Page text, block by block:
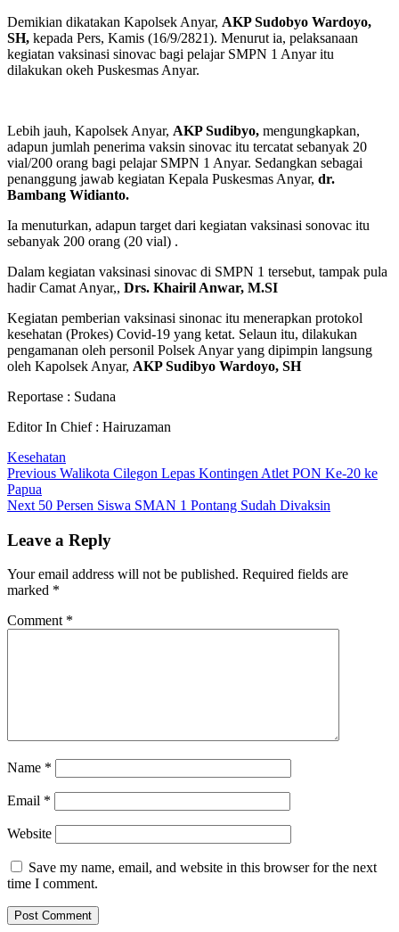
Demikian dikatakan Kapolsek Anyar, AKP Sudobyo Wardoyo,
SH, kepada Pers, Kamis (16/9/2821). Menurut ia, pelaksanaan
kegiatan vaksinasi sinovac bagi pelajar SMPN 1 Anyar itu
dilakukan okeh Puskesmas Anyar.
Lebih jauh, Kapolsek Anyar, AKP Sudibyo, mengungkapkan,
adapun jumlah penerima vaksin sinovac itu tercatat sebanyak 20
vial/200 orang bagi pelajar SMPN 1 Anyar. Sedangkan sebagai
penanggung jawab kegiatan Kepala Puskesmas Anyar, dr.
Bambang Widianto.
Ia menuturkan, adapun target dari kegiatan vaksinasi sonovac itu
sebanyak 200 orang (20 vial) .
Dalam kegiatan vaksinasi sinovac di SMPN 1 tersebut, tampak pula
hadir Camat Anyar,, Drs. Khairil Anwar, M.SI
Kegiatan pemberian vaksinasi sinonac itu menerapkan protokol
kesehatan (Prokes) Covid-19 yang ketat. Selaun itu, dilakukan
pengamanan oleh personil Polsek Anyar yang dipimpin langsung
oleh Kapolsek Anyar, AKP Sudibyo Wardoyo, SH
Reportase : Sudana
Editor In Chief : Hairuzaman
Kesehatan
Post
navigation
Previous Previous
Walikota Cilegon Lepas Kontingen Atlet PON Ke-20 ke
Papua
Next Next
50 Persen Siswa SMAN 1 Pontang Sudah Divaksin
Leave a Reply
Your email address will not be published. Required fields are
marked *
Comment *
Name *
Email *
Website
Save my name, email, and website in this browser for the next
time I comment.